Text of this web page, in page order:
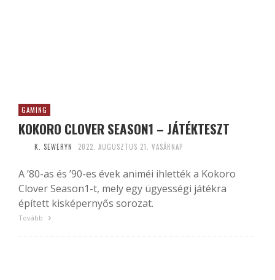
GAMING
KOKORO CLOVER SEASON1 – JÁTÉKTESZT
K. SEWERYN 2022. AUGUSZTUS 21. VASÁRNAP
A ’80-as és ’90-es évek animéi ihlették a Kokoro
Clover Season1-t, mely egy ügyességi játékra
épített kisképernyős sorozat.
Tovább